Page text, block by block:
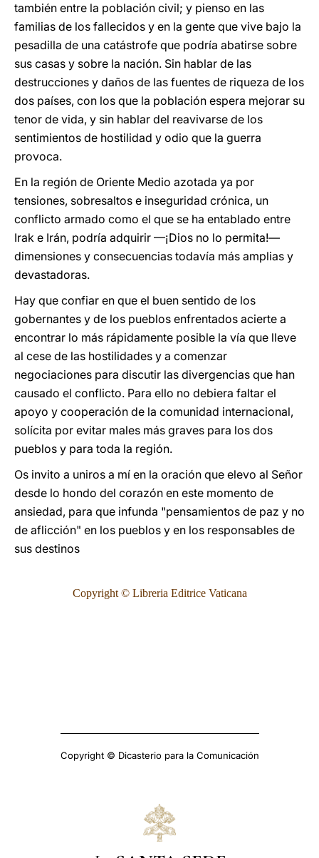
también entre la población civil; y pienso en las
familias de los fallecidos y en la gente que vive bajo la
pesadilla de una catástrofe que podría abatirse sobre
sus casas y sobre la nación. Sin hablar de las
destrucciones y daños de las fuentes de riqueza de los
dos países, con los que la población espera mejorar su
tenor de vida, y sin hablar del reavivarse de los
sentimientos de hostilidad y odio que la guerra
provoca.
En la región de Oriente Medio azotada ya por
tensiones, sobresaltos e inseguridad crónica, un
conflicto armado como el que se ha entablado entre
Irak e Irán, podría adquirir —¡Dios no lo permita!—
dimensiones y consecuencias todavía más amplias y
devastadoras.
Hay que confiar en que el buen sentido de los
gobernantes y de los pueblos enfrentados acierte a
encontrar lo más rápidamente posible la vía que lleve
al cese de las hostilidades y a comenzar
negociaciones para discutir las divergencias que han
causado el conflicto. Para ello no debiera faltar el
apoyo y cooperación de la comunidad internacional,
solícita por evitar males más graves para los dos
pueblos y para toda la región.
Os invito a uniros a mí en la oración que elevo al Señor
desde lo hondo del corazón en este momento de
ansiedad, para que infunda "pensamientos de paz y no
de aflicción" en los pueblos y en los responsables de
sus destinos
Copyright © Libreria Editrice Vaticana
Copyright © Dicasterio para la Comunicación